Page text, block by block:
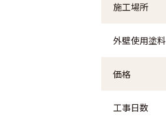
施工場所
外壁使用塗料
価格
工事日数